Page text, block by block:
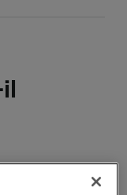
chambre où il